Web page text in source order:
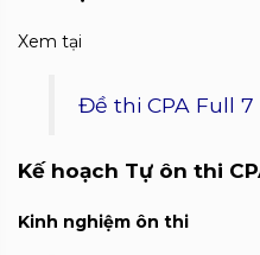
Xem tại
Đề thi CPA Full
Kế hoạch Tự ôn thi
Kinh nghiệm ôn thi